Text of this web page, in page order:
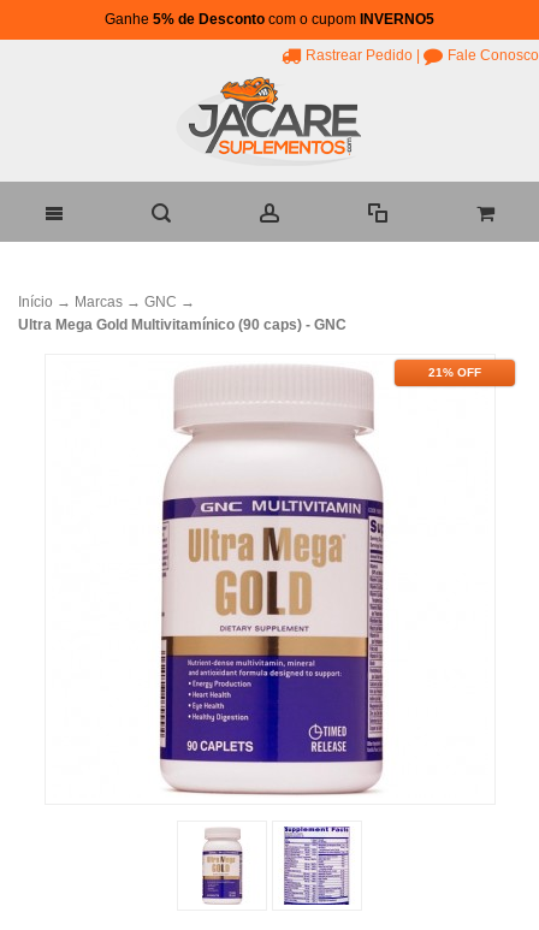
Ganhe 5% de Desconto com o cupom INVERNO5
Rastrear Pedido Fale Conosco
Início → Marcas → GNC →
Ultra Mega Gold Multivitamínico (90 caps) - GNC
21% OFF